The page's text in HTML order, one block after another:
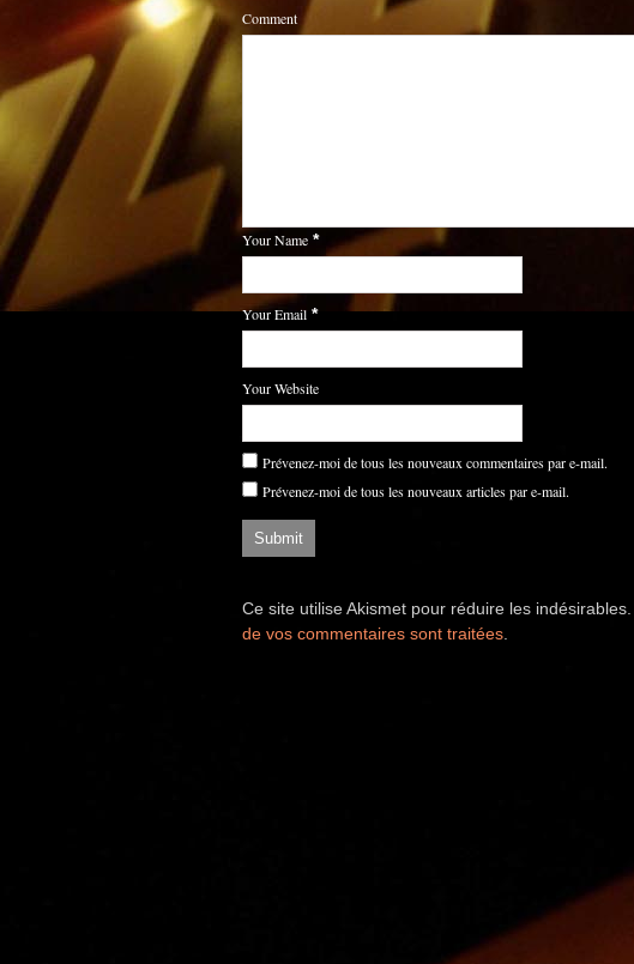
Comment
Your Name *
Your Email *
Your Website
Prévenez-moi de tous les nouveaux commentaires par e-mail.
Prévenez-moi de tous les nouveaux articles par e-mail.
Ce site utilise Akismet pour réduire les indésirables.
de vos commentaires sont traitées.